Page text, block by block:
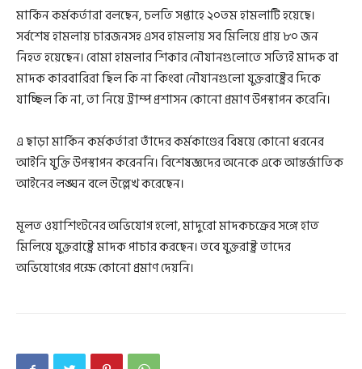
মার্কিন কর্মকর্তারা বলছেন, চলতি সপ্তাহে ২০তম হামলাটি হয়েছে।
সর্বশেষ হামলায় চারজনসহ এসব হামলায় সব মিলিয়ে প্রায় ৮০ জন
নিহত হয়েছেন। বোমা হামলার শিকার নৌযানগুলোতে সত্যিই মাদক বা
মাদক কারবারিরা ছিল কি না কিংবা নৌযানগুলো যুক্তরাষ্ট্রের দিকে
যাচ্ছিল কি না, তা নিয়ে ট্রাম্প প্রশাসন কোনো প্রমাণ উপস্থাপন করেনি।
এ ছাড়া মার্কিন কর্মকর্তারা তাঁদের কর্মকাণ্ডের বিষয়ে কোনো ধরনের
আইনি যুক্তি উপস্থাপন করেননি। বিশেষজ্ঞদের অনেকে একে আন্তর্জাতিক
আইনের লঙ্ঘন বলে উল্লেখ করেছেন।
মূলত ওয়াশিংটনের অভিযোগ হলো, মাদুরো মাদকচক্রের সঙ্গে হাত
মিলিয়ে যুক্তরাষ্ট্রে মাদক পাচার করছেন। তবে যুক্তরাষ্ট্র তাদের
অভিযোগের পক্ষে কোনো প্রমাণ দেয়নি।